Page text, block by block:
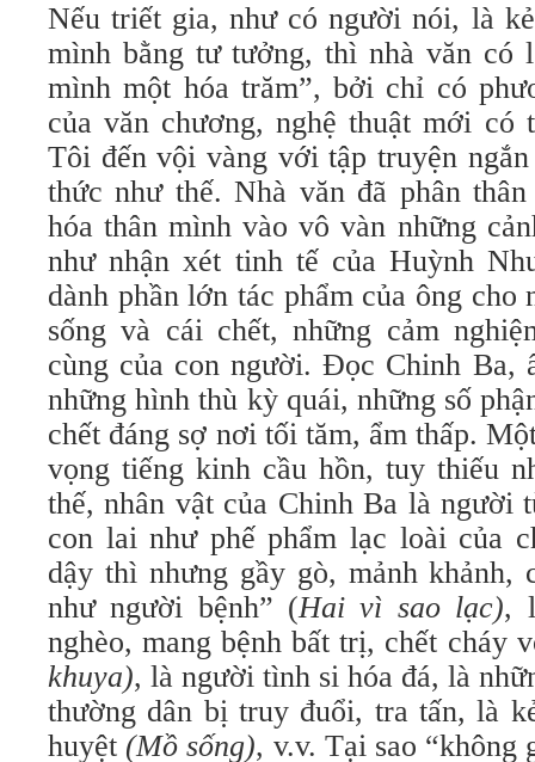
Nếu triết gia, như có người nói, là
mình bằng tư tưởng, thì nhà văn có
mình một hóa trăm”, bởi chỉ có
của văn chương, nghệ thuật mới có
Tôi đến vội vàng với tập truyện
thức như thế. Nhà văn đã phân
hóa thân mình vào vô vàn những
như nhận xét tinh tế của Huỳnh
dành phần lớn tác phẩm của ông cho
sống và cái chết, những cảm
cùng của con người. Đọc Chinh Ba,
những hình thù kỳ quái, những số
chết đáng sợ nơi tối tăm, ẩm thấp.
vọng tiếng kinh cầu hồn, tuy thiếu
thế, nhân vật của Chinh Ba là người
con lai như phế phẩm lạc loài của
dậy thì nhưng gầy gò, mảnh khảnh,
như người bệnh” (Hai vì sao lạc),
nghèo, mang bệnh bất trị, chết cháy
khuya), là người tình si hóa đá, là
thường dân bị truy đuổi, tra tấn, là
huyệt (Mồ sống), v.v. Tại sao “không